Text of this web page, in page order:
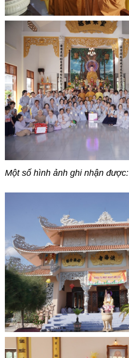
Một số hình ảnh ghi nhận được: